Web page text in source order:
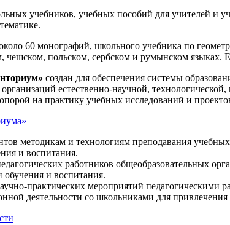
учебников, учебных пособий для учителей и
60 монографий, школьного учебника по
чешском, польском, сербском и румынском
создан для обеспечения системы
естественно-научной,
на практику учебных исследований и
методикам и технологиям преподавания
и воспитания.
работников общеобразовательных
обучения и воспитания.
практических мероприятий
деятельности со школьниками для